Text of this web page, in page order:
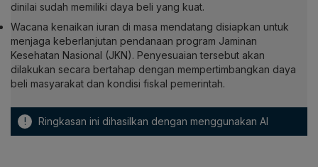
dinilai sudah memiliki daya beli yang kuat.
Wacana kenaikan iuran di masa mendatang disiapkan untuk
menjaga keberlanjutan pendanaan program Jaminan
Kesehatan Nasional (JKN). Penyesuaian tersebut akan
dilakukan secara bertahap dengan mempertimbangkan daya
beli masyarakat dan kondisi fiskal pemerintah.
! Ringkasan ini dihasilkan dengan menggunakan AI